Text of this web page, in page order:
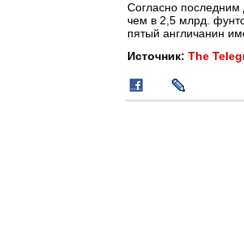
Согласно последним
чем в 2,5 млрд.
пятый англичанин
Источник: The